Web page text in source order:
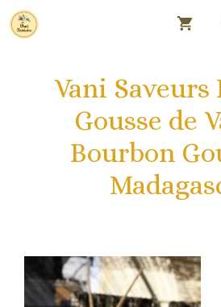
Aller
au
Vani Saveurs
Gousse de
Bourbon